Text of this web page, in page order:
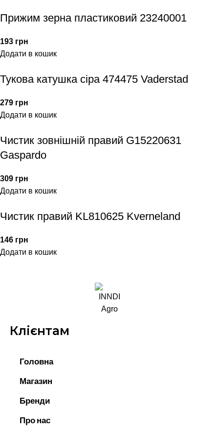
Прижим зерна пластиковий 23240001
193 грн
Додати в кошик
Тукова катушка сіра 474475 Vaderstad
279 грн
Додати в кошик
Чистик зовнішній правий G15220631
Gaspardo
309 грн
Додати в кошик
Чистик правий KL810625 Kverneland
146 грн
Додати в кошик
Клієнтам
Головна
Магазин
Бренди
Про нас